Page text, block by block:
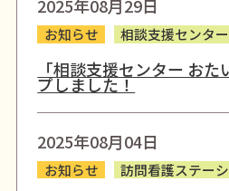
2025年08月29日
お知らせ 相談支援センタ
「相談支援センター お
プしました！
2025年08月04日
お知らせ 訪問看護ステー